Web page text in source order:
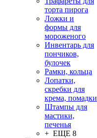
торта пирога
Ложки и
формы для
мороженого
Инвентарь для
пончиков,
булочек
Рамки, кольца
Лопатки,
скребки для
крема, помадки
Штампы для
мастики,
печенья
+ ЕЩЕ 8